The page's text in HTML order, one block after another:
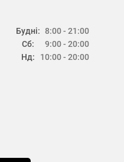
Будні:
Сб:
Нд:
8:00 - 21:00
9:00 - 20:00
10:00 - 20:00